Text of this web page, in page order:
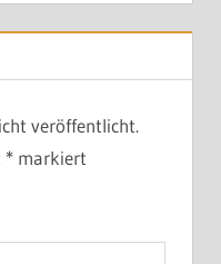
veröffentlicht.
*markiert